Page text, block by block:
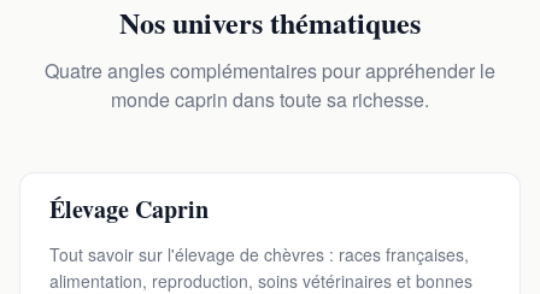
Nos univers thématiques
Quatre angles complémentaires pour appréhender le
monde caprin dans toute sa richesse.
Élevage Caprin
Tout savoir sur l'élevage de chèvres : races françaises,
alimentation, reproduction, soins vétérinaires et bonnes